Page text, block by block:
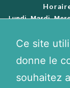
Lundi, Mardi,
Vendredi:
Ce site
donne le
souhaitez